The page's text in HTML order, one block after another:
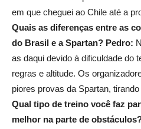
em que cheguei ao Chile até a
Quais as diferenças entre as
do Brasil e a Spartan? Pedro:
as daqui devido à dificuldade do
regras e altitude. Os
piores provas da Spartan,
Qual tipo de treino você faz
melhor na parte de